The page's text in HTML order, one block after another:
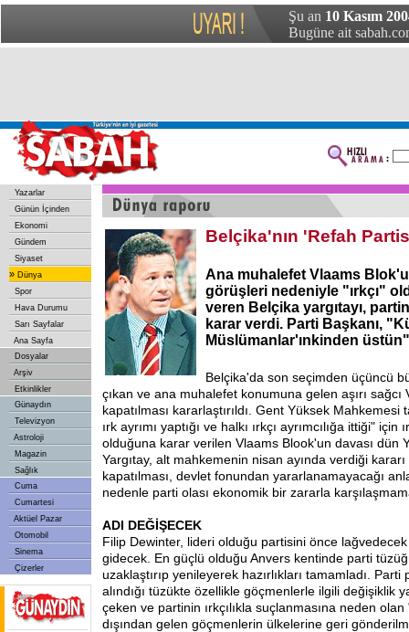
Şu an 10 Kasım
Bugüne ait
Yazarlar
Günün İçinden
Ekonomi
Gündem
Siyaset
» Dünya
Spor
Hava Durumu
Sarı Sayfalar
Ana Sayfa
Dosyalar
Arşiv
Etkinlikler
Günaydın
Televizyon
Astroloji
Magazin
Sağlık
Cuma
Cumartesi
Aktüel Pazar
Otomobil
Sinema
Çizerler
Belçika'nın 'Refah
Ana muhalefet Vlaams
görüşleri nedeniyle "ırkçı"
veren Belçika yargıtayı,
karar verdi. Parti Başkanı,
Müslümanlar'ınkinden
Belçika'da son seçimden üçüncü
çıkan ve ana muhalefet konumuna gelen aşırı sağcı
kapatılması kararlaştırıldı. Gent Yüksek Mahkemesi
ırk ayrımı yaptığı ve halkı ırkçı ayrımcılığa ittiği" için
olduğuna karar verilen Vlaams Blook'un davası dün
Yargıtay, alt mahkemenin nisan ayında verdiği
kapatılması, devlet fonundan yararlanamayacağı
nedenle parti olası ekonomik bir zararla
ADI DEĞİŞECEK
Filip Dewinter, lideri olduğu partisini önce
gidecek. En güçlü olduğu Anvers kentinde parti
uzaklaştırıp yenileyerek hazırlıkları tamamladı. Parti
alındığı tüzükte özellikle göçmenlerle ilgili değişiklik
çeken ve partinin ırkçılıkla suçlanmasına neden
dışından gelen göçmenlerin ülkelerine geri